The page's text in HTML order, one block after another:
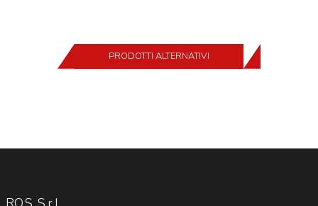
PRODOTTI ALTERNATIVI